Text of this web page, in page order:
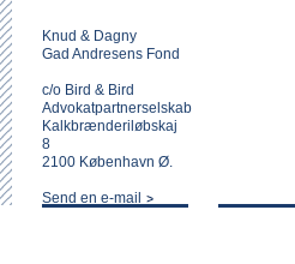
Knud & Dagny
Gad Andresens Fond
c/o Bird & Bird
Advokatpartnerselskab
Kalkbrænderiløbskaj
8
2100 København Ø.
Send en e-mail